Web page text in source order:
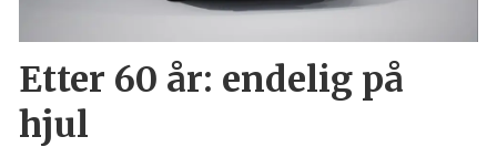
Etter 60 år: endelig på
hjul